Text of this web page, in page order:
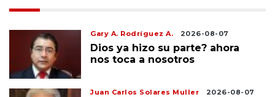
Gary A. Rodríguez A. 2026-08-07
Dios ya hizo su parte? ahora
nos toca a nosotros
Juan Carlos Solares Muller 2026-08-07